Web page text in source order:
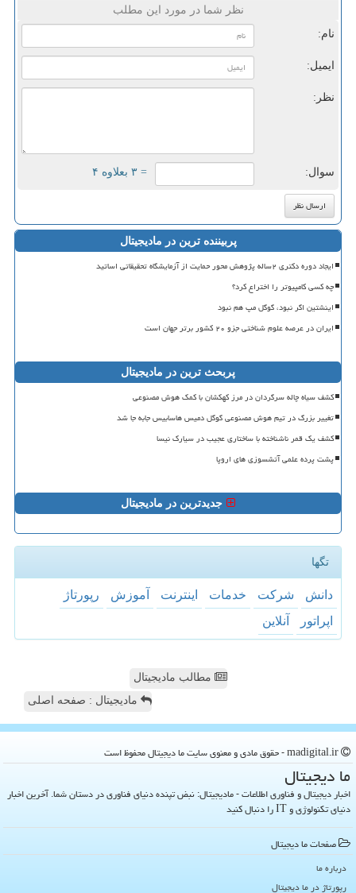
نظر شما در مورد این مطلب
نام:
ایمیل:
نظر:
سوال: = ۳ بعلاوه ۴
پربیننده ترین در مادیجیتال
ایجاد دوره دکتری ۲ساله پژوهش محور حمایت از آزمایشگاه تحقیقاتی اساتید
چه کسی کامپیوتر را اختراع کرد؟
اینشتین اگر نبود، گوگل مپ هم نبود
ایران در عرصه علوم شناختی جزو ۲۰ کشور برتر جهان است
پربحث ترین در مادیجیتال
کشف سیاه چاله سرگردان در مرز کهکشان با کمک هوش مصنوعی
تغییر بزرگ در تیم هوش مصنوعی گوگل دمیس هاسابیس جابه جا شد
کشف یک قمر ناشناخته با ساختاری عجیب در سیارک نیسا
پشت پرده علمی آتشسوزی های اروپا
جدیدترین در مادیجیتال
تگها
دانش شركت خدمات اینترنت آموزش
رپورتاژ
اپراتور
آنلاین
مطالب مادیجیتال
مادیجیتال : صفحه اصلی
ما دیجیتال
اخبار دیجیتال و فناوری اطلاعات - مادیجیتال: نبض تپنده دنیای فناوری در دستان شما. آخرین اخبار
دنیای تکنولوژی و IT را دنبال کنید
صفحات ما دیجیتال
درباره ما
رپورتاژ در ما دیجیتال